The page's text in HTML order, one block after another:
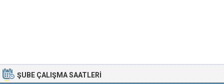
ŞUBE ÇALIŞMA SAATLERI